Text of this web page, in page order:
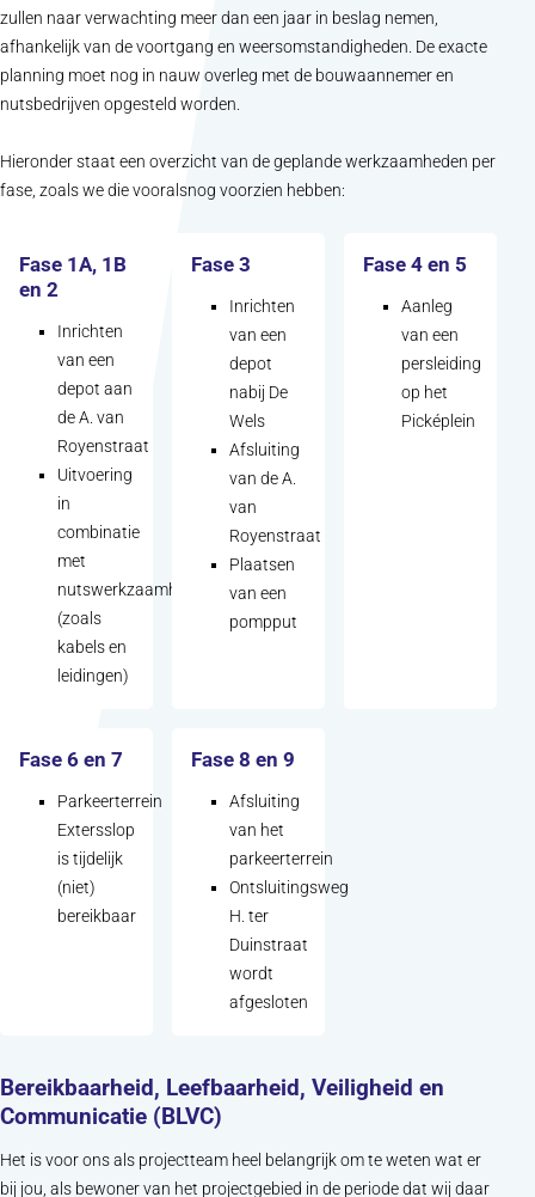
zullen naar verwachting meer dan een jaar in beslag nemen,
afhankelijk van de voortgang en weersomstandigheden. De exacte
planning moet nog in nauw overleg met de bouwaannemer en
nutsbedrijven opgesteld worden.
Hieronder staat een overzicht van de geplande werkzaamheden per
fase, zoals we die vooralsnog voorzien hebben:
Fase 1A, 1B
en 2
Inrichten
van een
depot aan
de A. van
Royenstraat
Uitvoering
in
combinatie
met
nutswerkzaamheden
(zoals
kabels en
leidingen)
Fase 3
Inrichten
van een
depot
nabij De
Wels
Afsluiting
van de A.
van
Royenstraat
Plaatsen
van een
pompput
Fase 4 en 5
Aanleg
van een
persleiding
op het
Picképlein
Fase 6 en 7
Parkeerterrein
Extersslop
is tijdelijk
(niet)
bereikbaar
Fase 8 en 9
Afsluiting
van het
parkeerterrein
Ontsluitingsweg
H. ter
Duinstraat
wordt
afgesloten
Bereikbaarheid, Leefbaarheid, Veiligheid en
Communicatie (BLVC)
Het is voor ons als projectteam heel belangrijk om te weten wat er
bij jou, als bewoner van het projectgebied in de periode dat wij daar